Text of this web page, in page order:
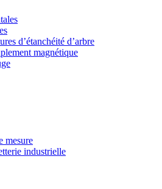
d’étanchéité d’arbre
magnétique
mesure
industrielle